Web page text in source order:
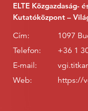
ELTE Közgazdaság-
Kutatóközpont –
Cím:
1097
Telefon:
+36 1
E-mail:
Web:
https://